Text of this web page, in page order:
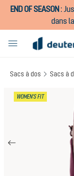
principal
END OF SEASON:
dans
Sacs à dos Sacs à
WOMEN'S FIT
Ignorer la galerie